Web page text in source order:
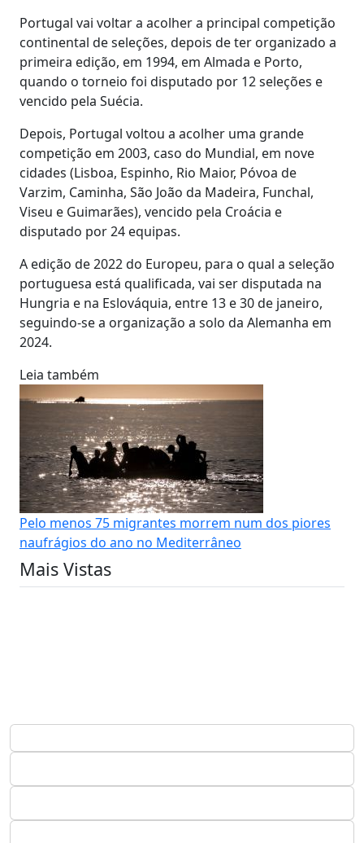
Portugal vai voltar a acolher a principal competição
continental de seleções, depois de ter organizado a
primeira edição, em 1994, em Almada e Porto,
quando o torneio foi disputado por 12 seleções e
vencido pela Suécia.
Depois, Portugal voltou a acolher uma grande
competição em 2003, caso do Mundial, em nove
cidades (Lisboa, Espinho, Rio Maior, Póvoa de
Varzim, Caminha, São João da Madeira, Funchal,
Viseu e Guimarães), vencido pela Croácia e
disputado por 24 equipas.
A edição de 2022 do Europeu, para o qual a seleção
portuguesa está qualificada, vai ser disputada na
Hungria e na Eslováquia, entre 13 e 30 de janeiro,
seguindo-se a organização a solo da Alemanha em
2024.
Leia também
Pelo menos 75 migrantes morrem num dos piores
naufrágios do ano no Mediterrâneo
Mais Vistas